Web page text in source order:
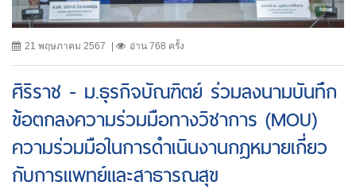
21 พฤษภาคม 2567 อ่าน 768 ครั้ง
ศิริราช - ม.ธุรกิจบัณฑิตย์ ร่วมลงนามบันทึก
ข้อตกลงความร่วมมือทางวิชาการ (MOU)
ความร่วมมือในการดำเนินงานกฎหมายเกี่ยว
กับการแพทย์และสาธารณสุข